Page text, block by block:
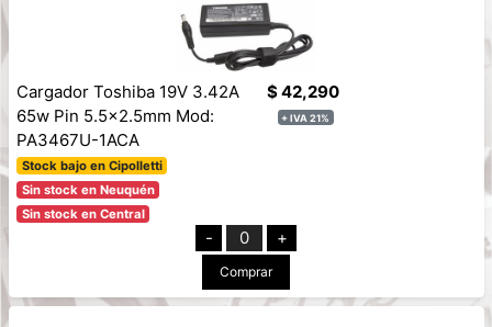
Cargador Toshiba 19V 3.42A
65w Pin 5.5x2.5mm Mod:
PA3467U-1ACA
Stock bajo en Cipolletti
Sin stock en Neuquén
Sin stock en Central
$ 42,290
+ IVA 21%
- 0 +
Comprar